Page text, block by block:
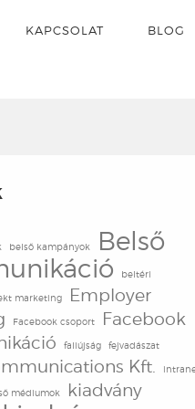
KAPCSOLAT BLOG
belső kampányok
Belső
beltéri
marketing
Employer
Facebook csoport
Facebook
faliújság fejvadászat
Kft.
médiumok
kiadvány